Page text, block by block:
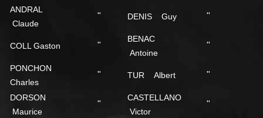
ANDRAL
Claude
" DENIS Guy "
COLL Gaston "
BENAC
Antoine
"
PONCHON
Charles
" TUR Albert "
DORSON
Maurice
"
CASTELLANO
Victor
"